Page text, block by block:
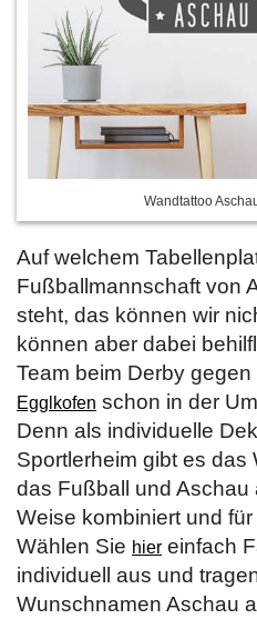
Wandtattoo
Auf welchem
Fußballmannschaft von
steht, das können wir
können aber dabei
Team beim Derby gegen
Egglkofen schon in der
Denn als individuelle
Sportlerheim gibt es das
das Fußball und Aschau
Weise kombiniert und
Wählen Sie hier einfach
individuell aus und
Wunschnamen Aschau